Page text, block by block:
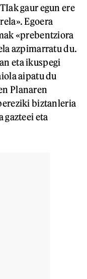
gaur egun ere
Egoera
«prebentziora
azpimarratu du.
eta ikuspegi
aipatu du
Planaren
biztanleria
gazteei eta